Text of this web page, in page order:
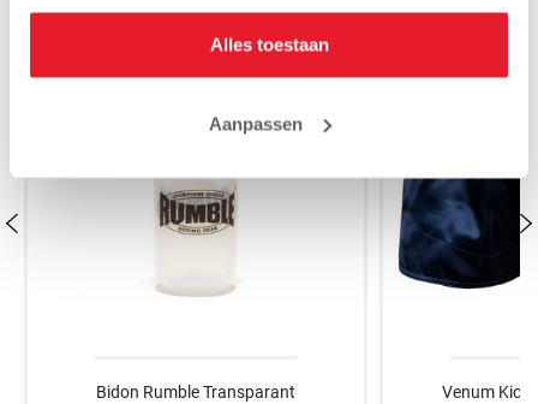
Alles toestaan
Aanpassen
Bidon Rumble Transparant
Venum